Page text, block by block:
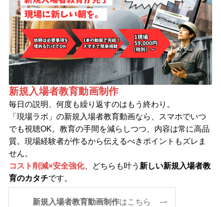
新規入場者教育動画制作
毎日の説明、何度も繰り返すのはもう終わり。
「現場ラボ」の新規入場者教育動画なら、スマホでいつ
でも視聴OK。教育の手間を減らしつつ、内容は常に高品
質。現場経験者が作るから伝えるべきポイントもズレま
せん。
コスト削減×安全強化、どちらも叶う 新しい新規入場者教
育のカタチです。
新規入場者教育動画制作はこちら